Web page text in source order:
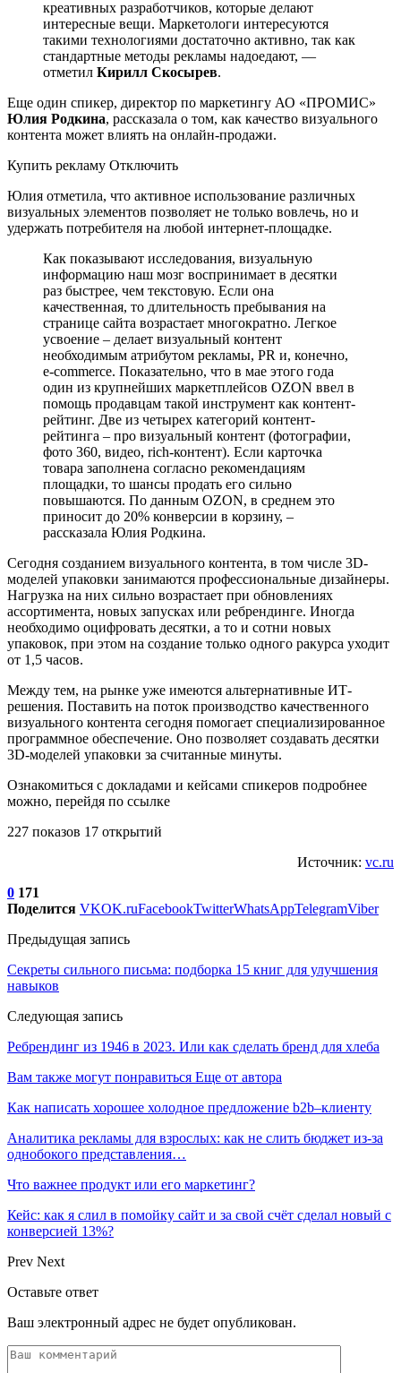
креативных разработчиков, которые делают
интересные вещи. Маркетологи интересуются
такими технологиями достаточно активно, так как
стандартные методы рекламы надоедают, —
отметил Кирилл Скосырев.
Еще один спикер, директор по маркетингу АО «ПРОМИС»
Юлия Родкина, рассказала о том, как качество визуального
контента может влиять на онлайн-продажи.
Купить рекламу Отключить
Юлия отметила, что активное использование различных
визуальных элементов позволяет не только вовлечь, но и
удержать потребителя на любой интернет-площадке.
Как показывают исследования, визуальную
информацию наш мозг воспринимает в десятки
раз быстрее, чем текстовую. Если она
качественная, то длительность пребывания на
странице сайта возрастает многократно. Легкое
усвоение – делает визуальный контент
необходимым атрибутом рекламы, PR и, конечно,
e-commerce. Показательно, что в мае этого года
один из крупнейших маркетплейсов OZON ввел в
помощь продавцам такой инструмент как контент-
рейтинг. Две из четырех категорий контент-
рейтинга – про визуальный контент (фотографии,
фото 360, видео, rich-контент). Если карточка
товара заполнена согласно рекомендациям
площадки, то шансы продать его сильно
повышаются. По данным OZON, в среднем это
приносит до 20% конверсии в корзину, –
рассказала Юлия Родкина.
Сегодня созданием визуального контента, в том числе 3D-
моделей упаковки занимаются профессиональные дизайнеры.
Нагрузка на них сильно возрастает при обновлениях
ассортимента, новых запусках или ребрендинге. Иногда
необходимо оцифровать десятки, а то и сотни новых
упаковок, при этом на создание только одного ракурса уходит
от 1,5 часов.
Между тем, на рынке уже имеются альтернативные ИТ-
решения. Поставить на поток производство качественного
визуального контента сегодня помогает специализированное
программное обеспечение. Оно позволяет создавать десятки
3D-моделей упаковки за считанные минуты.
Ознакомиться с докладами и кейсами спикеров подробнее
можно, перейдя по ссылке
227 показов 17 открытий
Источник: vc.ru
0 171
Поделится VKOK.ruFacebookTwitterWhatsAppTelegramViber
Предыдущая запись
Секреты сильного письма: подборка 15 книг для улучшения
навыков
Следующая запись
Ребрендинг из 1946 в 2023. Или как сделать бренд для хлеба
Вам также могут понравиться Еще от автора
Как написать хорошее холодное предложение b2b–клиенту
Аналитика рекламы для взрослых: как не слить бюджет из-за
однобокого представления…
Что важнее продукт или его маркетинг?
Кейс: как я слил в помойку сайт и за свой счёт сделал новый с
конверсией 13%?
Prev Next
Оставьте ответ
Ваш электронный адрес не будет опубликован.